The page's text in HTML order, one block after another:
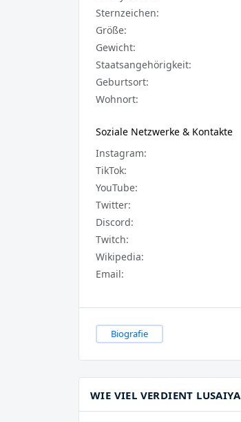
Sternzeichen:
Größe:
Gewicht:
Staatsangehörigkeit:
Geburtsort:
Wohnort:
Soziale Netzwerke & Kontakte
Instagram:
TikTok:
YouTube:
Twitter:
Discord:
Twitch:
Wikipedia:
Email:
Biografie
WIE VIEL VERDIENT LUSAIYA